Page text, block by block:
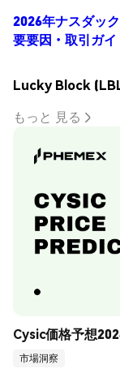
2026年ナスダッ
要要因・取引ガイ
Lucky Block
もっと 見る
Cysic価格予想
市場洞察